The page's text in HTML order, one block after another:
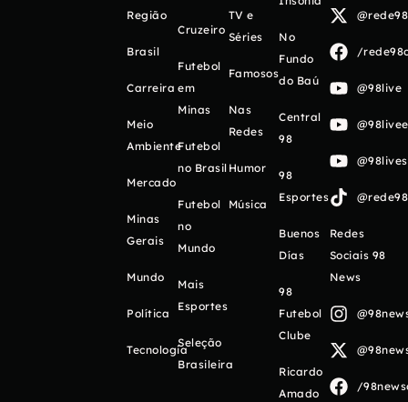
Região
Brasil
Carreira
Meio
Ambiente
Mercado
Minas
Gerais
Mundo
Política
Tecnologia
Cruzeiro
Futebol
em
Minas
Futebol
no Brasil
Futebol
no
Mundo
Mais
Esportes
Seleção
Brasileira
TV e
Séries
Famosos
Nas
Redes
Humor
Música
No
Fundo
do Baú
Central
98
98
Esportes
Buenos
Días
98
Futebol
Clube
Ricardo
Amado
/
@98live
Redes
Sociais 98
News
/